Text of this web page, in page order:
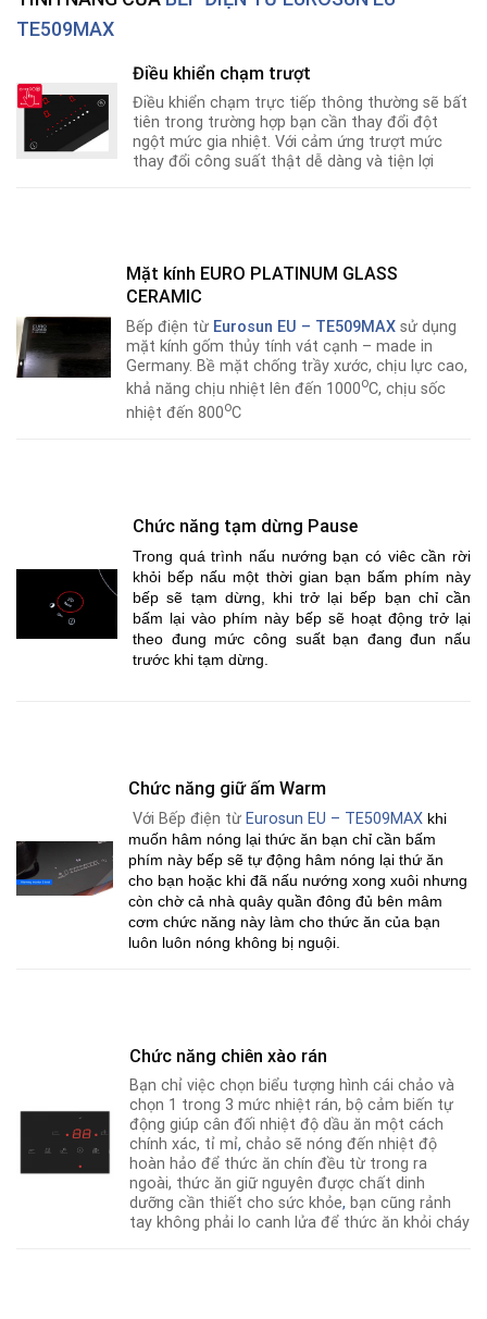
TE509MAX
Điều khiển chạm trượt
Điều khiển chạm trực tiếp thông thường sẽ bất
tiên trong trường hợp bạn cần thay đổi đột
ngột mức gia nhiệt. Với cảm ứng trượt mức
thay đổi công suất thật dễ dàng và tiện lợi
Mặt kính EURO PLATINUM GLASS
CERAMIC
Bếp điện từ Eurosun EU – TE509MAX sử dụng
mặt kính gốm thủy tính vát cạnh – made in
Germany. Bề mặt chống trầy xước, chịu lực cao,
khả năng chịu nhiệt lên đến 1000oC, chịu sốc
nhiệt đến 800oC
Chức năng tạm dừng Pause
Trong quá trình nấu nướng bạn có viêc cần rời
khỏi bếp nấu một thời gian bạn bấm phím này
bếp sẽ tạm dừng, khi trở lại bếp bạn chỉ cần
bấm lại vào phím này bếp sẽ hoạt động trở lại
theo đung mức công suất bạn đang đun nấu
trước khi tạm dừng.
Chức năng giữ ấm Warm
Với Bếp điện từ Eurosun EU – TE509MAX khi
muốn hâm nóng lại thức ăn bạn chỉ cần bấm
phím này bếp sẽ tự động hâm nóng lại thứ ăn
cho bạn hoặc khi đã nấu nướng xong xuôi nhưng
còn chờ cả nhà quây quần đông đủ bên mâm
cơm chức năng này làm cho thức ăn của bạn
luôn luôn nóng không bị nguội.
Chức năng chiên xào rán
Bạn chỉ việc chọn biểu tượng hình cái chảo và
chọn 1 trong 3 mức nhiệt rán, bộ cảm biến tự
động giúp cân đối nhiệt độ dầu ăn một cách
chính xác, tỉ mỉ, chảo sẽ nóng đến nhiệt độ
hoàn hảo để thức ăn chín đều từ trong ra
ngoài, thức ăn giữ nguyên được chất dinh
dưỡng cần thiết cho sức khỏe, bạn cũng rảnh
tay không phải lo canh lửa để thức ăn khỏi cháy